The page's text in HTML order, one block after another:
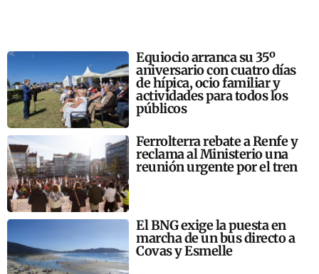
Equiocio arranca su 35º
aniversario con cuatro días
de hípica, ocio familiar y
actividades para todos los
públicos
Ferrolterra rebate a Renfe y
reclama al Ministerio una
reunión urgente por el tren
El BNG exige la puesta en
marcha de un bus directo a
Covas y Esmelle